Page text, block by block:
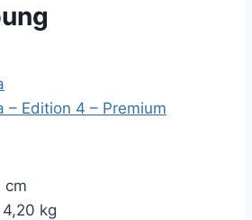
– Edition 4 – Premium
cm
kg